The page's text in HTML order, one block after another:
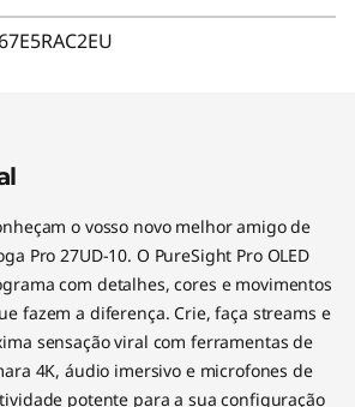
67E5RAC2EU
o vosso novo melhor amigo de
Pro 27UD-10. O PureSight Pro OLED
com detalhes, cores e movimentos
fazem a diferença. Crie, faça streams e
sensação viral com ferramentas de
4K, áudio imersivo e microfones de
potente para a sua configuração